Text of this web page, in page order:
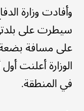
وأفادت وزارة
سيطرت على
على مسافة
الوزارة أعلنت
في المنطقة.